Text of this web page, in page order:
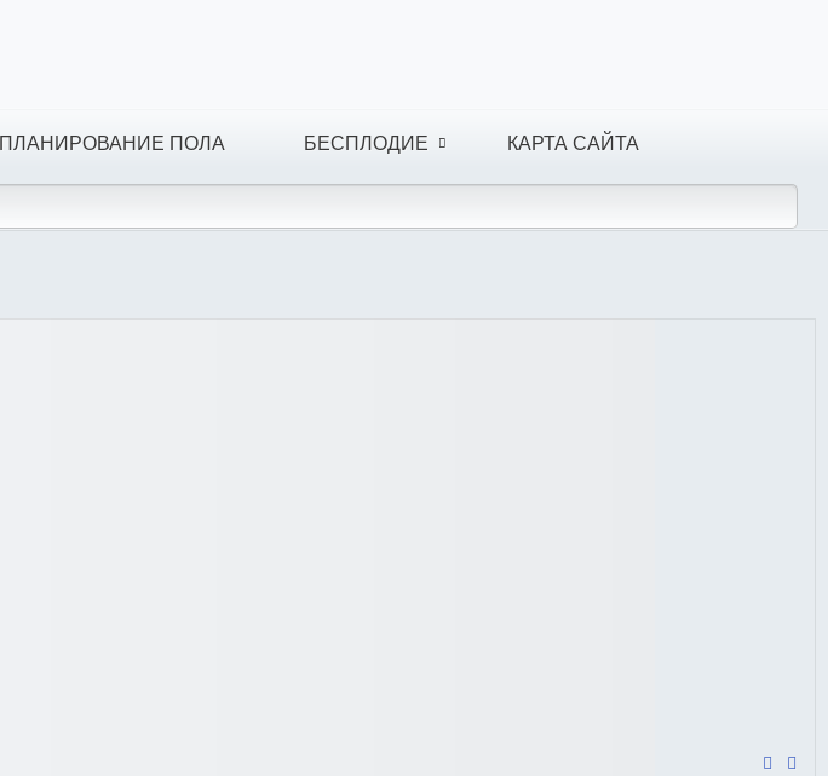
ПЛАНИРОВАНИЕ ПОЛА БЕСПЛОДИЕ КАРТА САЙТА